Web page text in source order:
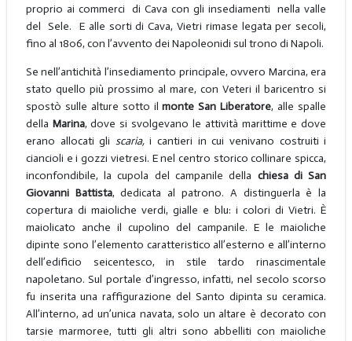
proprio ai commerci di Cava con gli insediamenti nella valle
del Sele. E alle sorti di Cava, Vietri rimase legata per secoli,
fino al 1806, con l’avvento dei Napoleonidi sul trono di Napoli.
Se nell’antichità l’insediamento principale, ovvero Marcina, era
stato quello più prossimo al mare, con Veteri il baricentro si
spostò sulle alture sotto ilmonte San Liberatore, alle spalle
della Marina, dove si svolgevano le attività marittime e dove
erano allocati gli scaria,i cantieri in cui venivano costruiti i
ciancioli e i gozzi vietresi. E nel centro storico collinare spicca,
inconfondibile, la cupola del campanile della chiesa di San
Giovanni Battista, dedicata al patrono. A distinguerla è la
copertura di maioliche verdi, gialle e blu: i colori di Vietri. È
maiolicato anche il cupolino del campanile. E le maioliche
dipinte sono l’elemento caratteristico all’esterno e all’interno
dell’edificio seicentesco, in stile tardo rinascimentale
napoletano. Sul portale d’ingresso, infatti, nel secolo scorso
fu inserita una raffigurazione del Santo dipinta su ceramica.
All’interno, ad un’unica navata, solo un altare è decorato con
tarsie marmoree, tutti gli altri sono abbelliti con maioliche